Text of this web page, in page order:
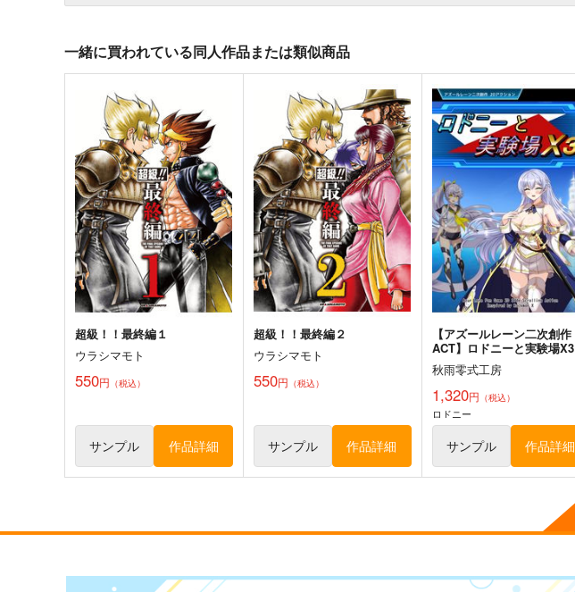
一緒に買われている同人作品または類似商品
超級！！最終編１
ウラシマモト
550円 （税込）
サンプル 作品詳細
超級！！最終編２
ウラシマモト
550円 （税込）
サンプル 作品詳細
【アズールレーン二次創作
ACT】ロドニーと実験場X3
秋雨零式工房
1,320円 （税込）
ロドニー
サンプル 作品詳細